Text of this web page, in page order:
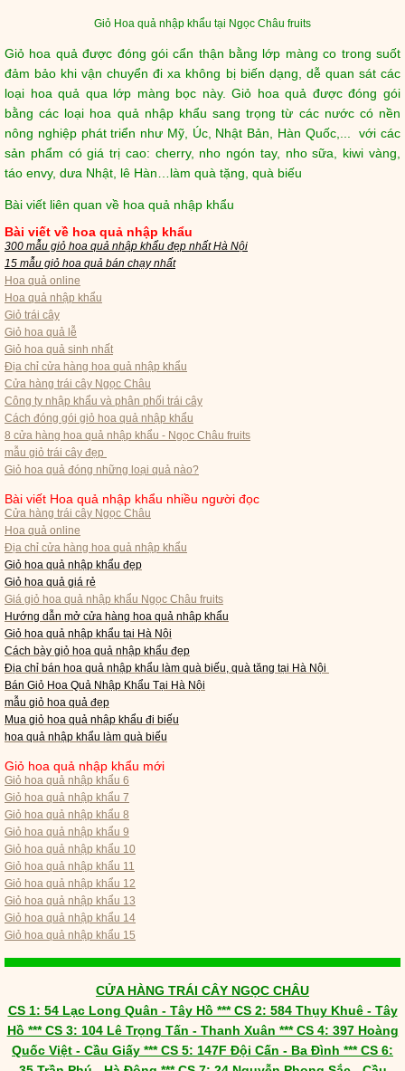
Giỏ Hoa quả nhập khẩu tại Ngọc Châu fruits
Giỏ hoa quả được đóng gói cẩn thận bằng lớp màng co trong suốt
đảm bảo khi vận chuyển đi xa không bị biến dạng, dễ quan sát các
loại hoa quả qua lớp màng bọc này. Giỏ hoa quả được đóng gói
bằng các loại hoa quả nhập khẩu sang trọng từ các nước có nền
nông nghiệp phát triển như Mỹ, Úc, Nhật Bản, Hàn Quốc,... với các
sản phẩm có giá trị cao: cherry, nho ngón tay, nho sữa, kiwi vàng,
táo envy, dưa Nhật, lê Hàn…làm quà tặng, quà biếu
Bài viết liên quan về hoa quả nhập khẩu
Bài viết về hoa quả nhập khẩu
300 mẫu giỏ hoa quả nhập khẩu đẹp nhất Hà Nội
15 mẫu giỏ hoa quả bán chạy nhất
Hoa quả online
Hoa quả nhập khẩu
Giỏ trái cây
Giỏ hoa quả lễ
Giỏ hoa quả sinh nhất
Địa chỉ cửa hàng hoa quả nhập khẩu
Cửa hàng trái cây Ngọc Châu
Công ty nhập khẩu và phân phối trái cây
Cách đóng gói giỏ hoa quả nhập khẩu
8 cửa hàng hoa quả nhập khẩu - Ngọc Châu fruits
mẫu giỏ trái cây đẹp
Giỏ hoa quả đóng những loại quả nào?
Bài viết Hoa quả nhập khẩu nhiều người đọc
Cửa hàng trái cây Ngọc Châu
Hoa quả online
Địa chỉ cửa hàng hoa quả nhập khẩu
Giỏ hoa quả nhập khẩu đẹp
Giỏ hoa quả giá rẻ
Giá giỏ hoa quả nhập khẩu Ngọc Châu fruits
Hướng dẫn mở cửa hàng hoa quả nhập khẩu
Giỏ hoa quả nhập khẩu tại Hà Nội
Cách bày giỏ hoa quả nhập khẩu đẹp
Địa chỉ bán hoa quả nhập khẩu làm quà biếu, quà tặng tại Hà Nội
Bán Giỏ Hoa Quả Nhập Khẩu Tại Hà Nội
mẫu giỏ hoa quả đẹp
Mua giỏ hoa quả nhập khẩu đi biếu
hoa quả nhập khẩu làm quà biếu
Giỏ hoa quả nhập khẩu mới
Giỏ hoa quả nhập khẩu 6
Giỏ hoa quả nhập khẩu 7
Giỏ hoa quả nhập khẩu 8
Giỏ hoa quả nhập khẩu 9
Giỏ hoa quả nhập khẩu 10
Giỏ hoa quả nhập khẩu 11
Giỏ hoa quả nhập khẩu 12
Giỏ hoa quả nhập khẩu 13
Giỏ hoa quả nhập khẩu 14
Giỏ hoa quả nhập khẩu 15
CỬA HÀNG TRÁI CÂY NGỌC CHÂU
CS 1: 54 Lạc Long Quân - Tây Hồ *** CS 2: 584 Thụy Khuê - Tây
Hồ *** CS 3: 104 Lê Trọng Tấn - Thanh Xuân *** CS 4: 397 Hoàng
Quốc Việt - Cầu Giấy *** CS 5: 147F Đội Cấn - Ba Đình *** CS 6: